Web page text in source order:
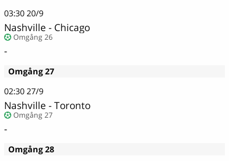
03:3020/9
Nashville - Chicago
Omgång 26
-
Omgång 27
02:3027/9
Nashville - Toronto
Omgång 27
-
Omgång 28